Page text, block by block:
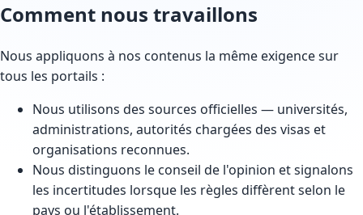
Comment nous travaillons
Nous appliquons à nos contenus la même exigence sur
tous les portails :
Nous utilisons des sources officielles — universités,
administrations, autorités chargées des visas et
organisations reconnues.
Nous distinguons le conseil de l'opinion et signalons
les incertitudes lorsque les règles diffèrent selon le
pays ou l'établissement.